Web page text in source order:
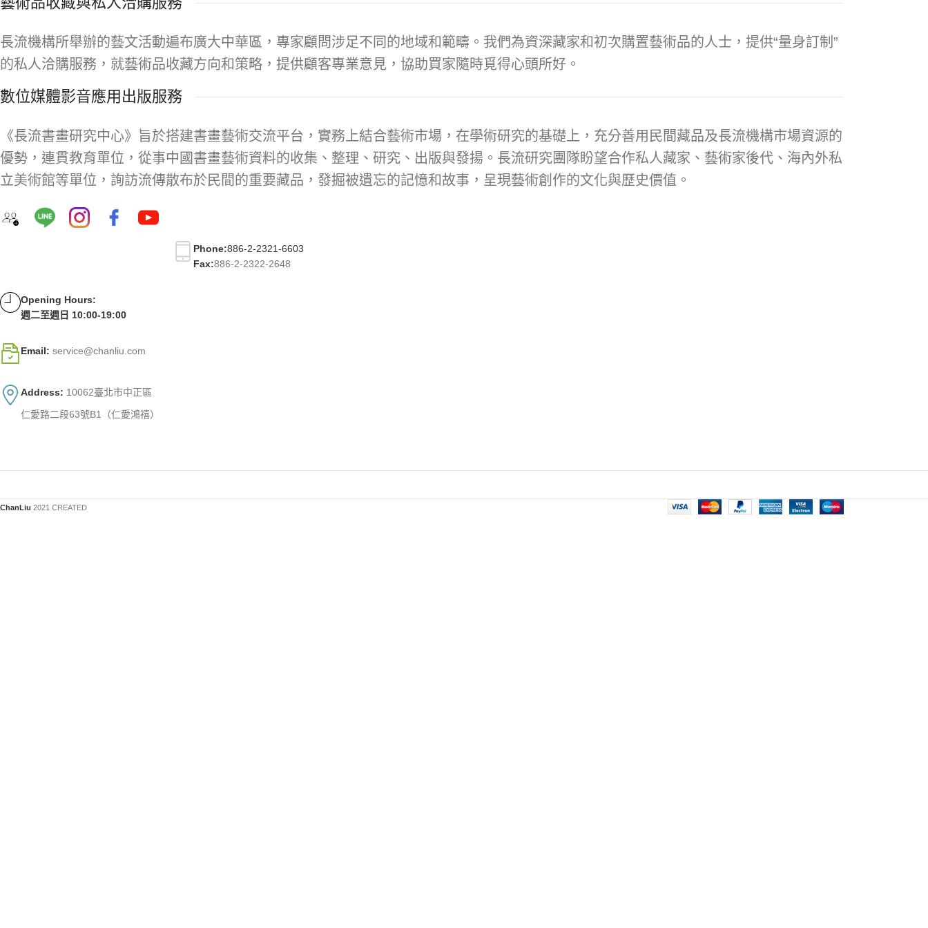
長流機構所舉辦的藝文活動遍布廣大中華區，專家顧問涉足不同的地域和範疇。我們為資深藏家和初次購置藝術品的人士，提供“量身訂制”
的私人洽購服務，就藝術品收藏方向和策略，提供顧客專業意見，協助買家隨時覓得心頭所好。
數位媒體影音應用出版服務
《長流書畫研究中心》旨於搭建書畫藝術交流平台，實務上結合藝術市場，在學術研究的基礎上，充分善用民間藏品及長流機構市場資源的
優勢，連貫教育單位，從事中國書畫藝術資料的收集、整理、研究、出版與發揚。長流研究團隊盼望合作私人藏家、藝術家後代、海內外私
立美術館等單位，詢訪流傳散布於民間的重要藏品，發掘被遺忘的記憶和故事，呈現藝術創作的文化與歷史價值。
Phone:886-2-2321-6603
Fax:886-2-2322-2648
Opening Hours:
週二至週日 10:00-19:00
Email: service@chanliu.com
Address: 10062臺北市中正區
仁愛路二段63號B1（仁愛鴻禧）
ChanLiu 2021 CREATED